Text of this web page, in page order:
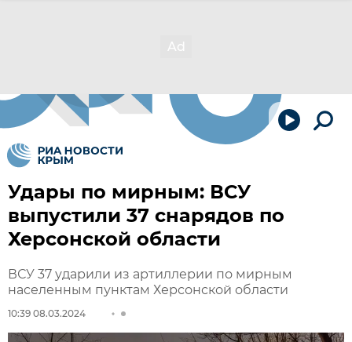
Удары по мирным: ВСУ
выпустили 37 снарядов по
Херсонской области
ВСУ 37 ударили из артиллерии по мирным
населенным пунктам Херсонской области
10:39 08.03.2024